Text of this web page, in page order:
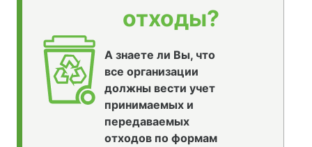
отходы?
А знаете ли Вы, что
все организации
должны вести учет
принимаемых и
передаваемых
отходов по формам